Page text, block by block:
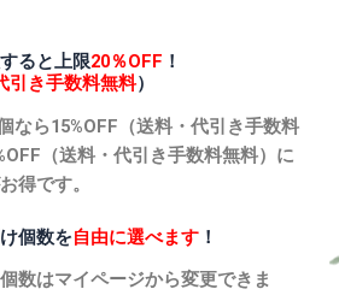
ると上限20％OFF ！
引き手数料無料）
なら15%OFF（送料・代引き手数料
（送料・代引き手数料無料）に
得です。
個数を自由に選べます ！
数はマイページから変更できま